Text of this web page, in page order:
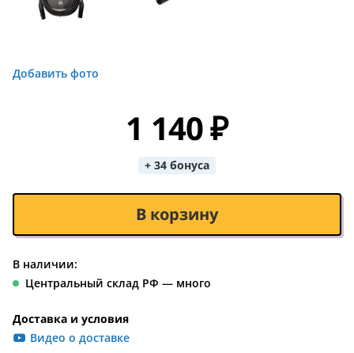
Добавить фото
1 140 ₽
+ 34 бонуса
В корзину
В наличии:
Центральный склад РФ — много
Доставка и условия
Видео о доставке